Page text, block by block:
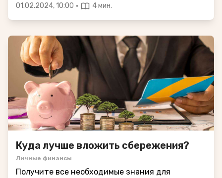
01.02.2024, 10:00 · 4 мин.
Куда лучше вложить сбережения?
Личные финансы
Получите все необходимые знания для